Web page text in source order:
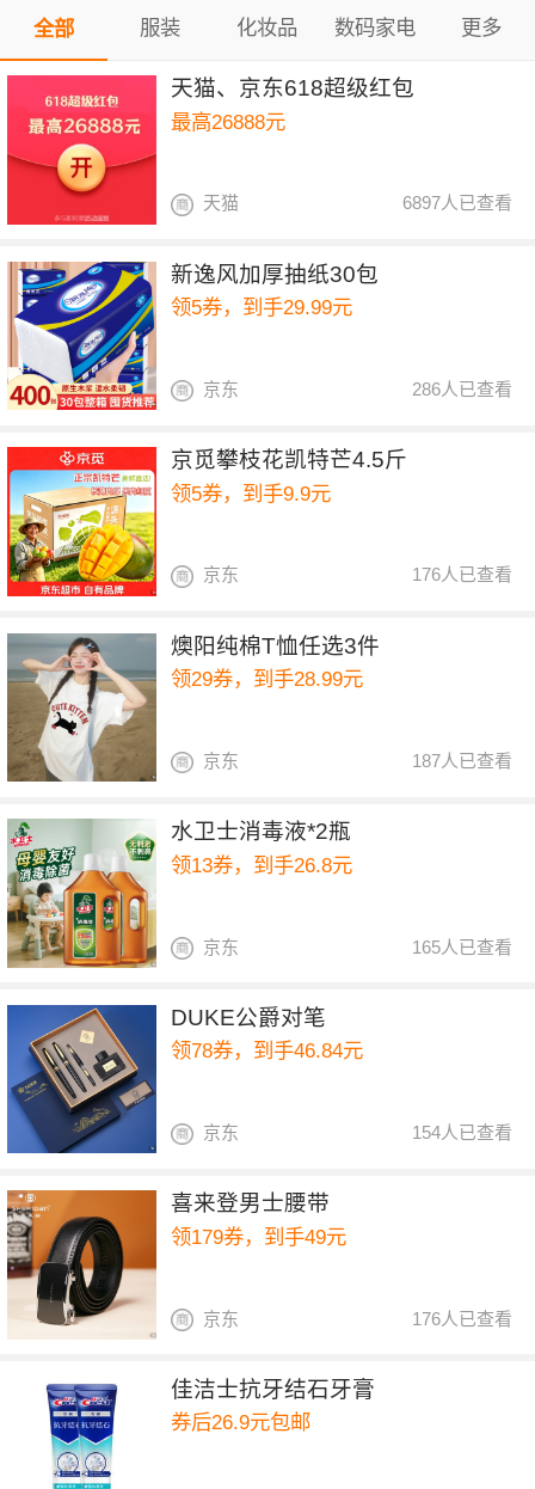
全部 服装 化妆品 数码家电 更多
天猫、京东618超级红包
最高26888元
6897人已查看
天猫
新逸风加厚抽纸30包
领5券，到手29.99元
286人已查看
京东
京觅攀枝花凯特芒4.5斤
领5券，到手9.9元
176人已查看
京东
燠阳纯棉T恤任选3件
领29券，到手28.99元
187人已查看
京东
水卫士消毒液*2瓶
领13券，到手26.8元
165人已查看
京东
DUKE公爵对笔
领78券，到手46.84元
154人已查看
京东
喜来登男士腰带
领179券，到手49元
176人已查看
京东
佳洁士抗牙结石牙膏
券后26.9元包邮